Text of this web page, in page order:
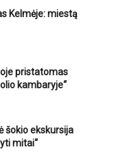
Kelmėje: miestą
pristatomas
kambaryje“
šokio ekskursija
mitai“